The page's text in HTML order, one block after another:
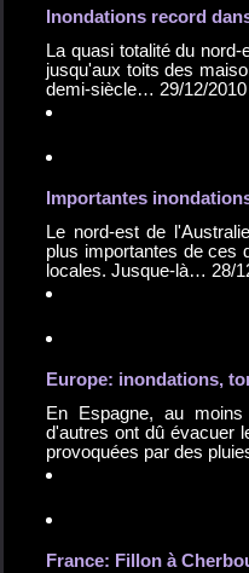
Inondations record
La quasi totalité du
jusqu'aux toits des
demi-siècle… 29/12/2010
Importantes inondation
Le nord-est de
plus importantes de ces
locales. Jusque-là… 28/
Europe: inondations,
En Espagne, au
d'autres ont dû évacuer
provoquées par des
France: Fillon à